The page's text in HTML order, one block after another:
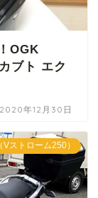
OGK
ブト エク
2020年12月30日
Vストローム250）